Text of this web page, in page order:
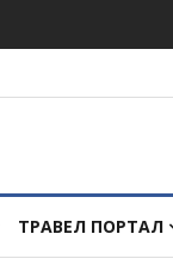
ТРАВЕЛ ПОРТАЛ